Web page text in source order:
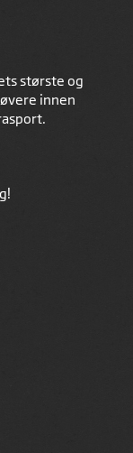
største og
innen